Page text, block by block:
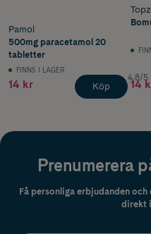
Pamol
500mg paracetamol 20
tabletter
FINNS I LAGER
14 kr Köp
Topz
4.8/5
14
Prenumerera
Få personliga erbjudanden
direkt